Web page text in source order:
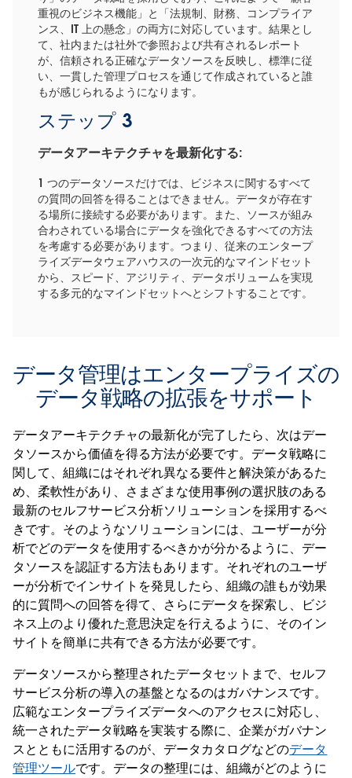
重視のビジネス機能」と「法規制、財務、コンプライア
ンス、IT 上の懸念」の両方に対応しています。結果とし
て、社内または社外で参照および共有されるレポート
が、信頼される正確なデータソースを反映し、標準に従
い、一貫した管理プロセスを通じて作成されていると誰
もが感じられるようになります。
ステップ 3
データアーキテクチャを最新化する:
1 つのデータソースだけでは、ビジネスに関するすべて
の質問の回答を得ることはできません。データが存在す
る場所に接続する必要があります。また、ソースが組み
合わされている場合にデータを強化できるすべての方法
を考慮する必要があります。つまり、従来のエンタープ
ライズデータウェアハウスの一次元的なマインドセット
から、スピード、アジリティ、データボリュームを実現
する多元的なマインドセットへとシフトすることです。
データ管理はエンタープライズの
データ戦略の拡張をサポート
データアーキテクチャの最新化が完了したら、次はデー
タソースから価値を得る方法が必要です。データ戦略に
関して、組織にはそれぞれ異なる要件と解決策があるた
め、柔軟性があり、さまざまな使用事例の選択肢のある
最新のセルフサービス分析ソリューションを採用するべ
きです。そのようなソリューションには、ユーザーが分
析でどのデータを使用するべきかが分かるように、デー
タソースを認証する方法もあります。それぞれのユーザ
ーが分析でインサイトを発見したら、組織の誰もが効果
的に質問への回答を得て、さらにデータを探索し、ビジ
ネス上のより優れた意思決定を行えるように、そのイン
サイトを簡単に共有できる方法が必要です。
データソースから整理されたデータセットまで、セルフ
サービス分析の導入の基盤となるのはガバナンスです。
広範なエンタープライズデータへのアクセスに対応し、
統一されたデータ戦略を実装する際に、企業がガバナン
スとともに活用するのが、データカタログなどのデータ
管理ツールです。データの整理には、組織がどのように